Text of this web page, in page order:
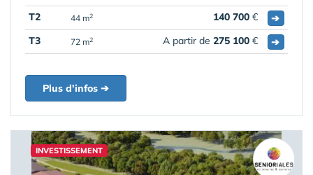
T2 44 m2 140 700 €
➔
T3
72 m2 A partir de 275 100 € ➔
Plus d'infos ➔
INVESTISSEMENT